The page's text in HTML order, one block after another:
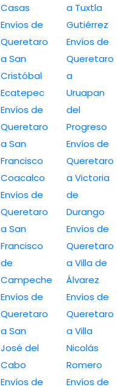
Casas
Envíos de
Queretaro
a San
Cristóbal
Ecatepec
Envíos de
Queretaro
a San
Francisco
Coacalco
Envíos de
Queretaro
a San
Francisco
de
Campeche
Envíos de
Queretaro
a San
José del
Cabo
Envíos de
a Tuxtla
Gutiérrez
Envíos de
Queretaro
a
Uruapan
del
Progreso
Envíos de
Queretaro
a Victoria
de
Durango
Envíos de
Queretaro
a Villa de
Álvarez
Envíos de
Queretaro
a Villa
Nicolás
Romero
Envíos de